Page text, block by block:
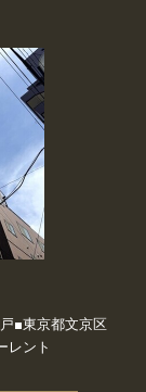
■東京都文京区
レント